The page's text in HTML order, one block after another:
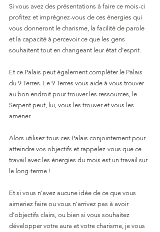
Si vous avez des présentations à faire ce mois-ci
profitez et imprégnez-vous de ces énergies qui
vous donneront le charisme, la facilité de parole
et la capacité à percevoir ce que les gens
souhaitent tout en changeant leur état d’esprit.
Et ce Palais peut également compléter le Palais
du 9 Terres. Le 9 Terres vous aide à vous trouver
au bon endroit pour trouver les ressources, le
Serpent peut, lui, vous les trouver et vous les
amener.
Alors utilisez tous ces Palais conjointement pour
atteindre vos objectifs et rappelez-vous que ce
travail avec les énergies du mois est un travail sur
le long-terme !
Et si vous n’avez aucune idée de ce que vous
aimeriez faire ou vous n’arrivez pas à avoir
d’objectifs clairs, ou bien si vous souhaitez
développer votre aura et votre charisme, je vous